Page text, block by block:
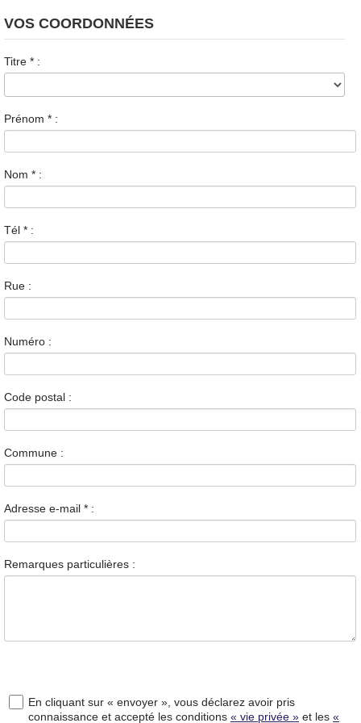
VOS COORDONNÉES
Titre * :
Prénom * :
Nom * :
Tél * :
Rue :
Numéro :
Code postal :
Commune :
Adresse e-mail * :
Remarques particulières :
En cliquant sur « envoyer », vous déclarez avoir pris
connaissance et accepté les conditions « vie privée » et les «